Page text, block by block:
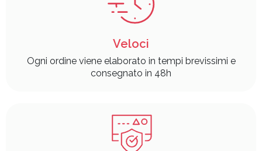
Veloci
Ogni ordine viene elaborato in tempi brevissimi e
consegnato in 48h